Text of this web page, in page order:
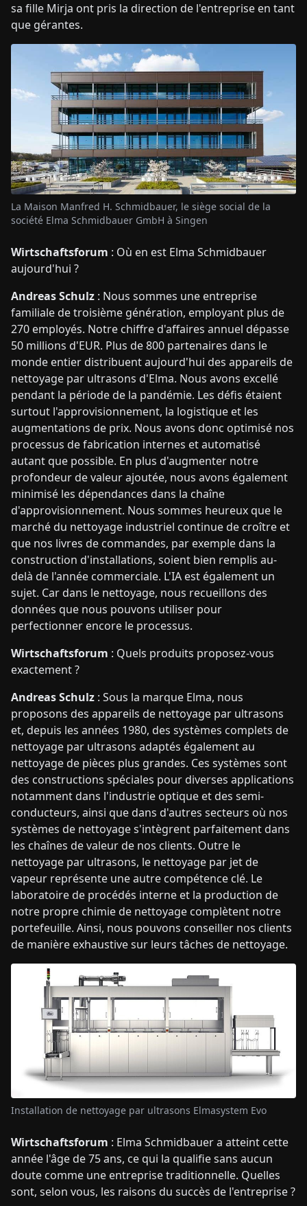
sa fille Mirja ont pris la direction de l'entreprise en tant
que gérantes.
La Maison Manfred H. Schmidbauer, le siège social de la
société Elma Schmidbauer GmbH à Singen
Wirtschaftsforum : Où en est Elma Schmidbauer
aujourd'hui ?
Andreas Schulz : Nous sommes une entreprise
familiale de troisième génération, employant plus de
270 employés. Notre chiffre d'affaires annuel dépasse
50 millions d'EUR. Plus de 800 partenaires dans le
monde entier distribuent aujourd'hui des appareils de
nettoyage par ultrasons d'Elma. Nous avons excellé
pendant la période de la pandémie. Les défis étaient
surtout l'approvisionnement, la logistique et les
augmentations de prix. Nous avons donc optimisé nos
processus de fabrication internes et automatisé
autant que possible. En plus d'augmenter notre
profondeur de valeur ajoutée, nous avons également
minimisé les dépendances dans la chaîne
d'approvisionnement. Nous sommes heureux que le
marché du nettoyage industriel continue de croître et
que nos livres de commandes, par exemple dans la
construction d'installations, soient bien remplis au-
delà de l'année commerciale. L'IA est également un
sujet. Car dans le nettoyage, nous recueillons des
données que nous pouvons utiliser pour
perfectionner encore le processus.
Wirtschaftsforum : Quels produits proposez-vous
exactement ?
Andreas Schulz : Sous la marque Elma, nous
proposons des appareils de nettoyage par ultrasons
et, depuis les années 1980, des systèmes complets de
nettoyage par ultrasons adaptés également au
nettoyage de pièces plus grandes. Ces systèmes sont
des constructions spéciales pour diverses applications
notamment dans l'industrie optique et des semi-
conducteurs, ainsi que dans d'autres secteurs où nos
systèmes de nettoyage s'intègrent parfaitement dans
les chaînes de valeur de nos clients. Outre le
nettoyage par ultrasons, le nettoyage par jet de
vapeur représente une autre compétence clé. Le
laboratoire de procédés interne et la production de
notre propre chimie de nettoyage complètent notre
portefeuille. Ainsi, nous pouvons conseiller nos clients
de manière exhaustive sur leurs tâches de nettoyage.
Installation de nettoyage par ultrasons Elmasystem Evo
Wirtschaftsforum : Elma Schmidbauer a atteint cette
année l'âge de 75 ans, ce qui la qualifie sans aucun
doute comme une entreprise traditionnelle. Quelles
sont, selon vous, les raisons du succès de l'entreprise ?